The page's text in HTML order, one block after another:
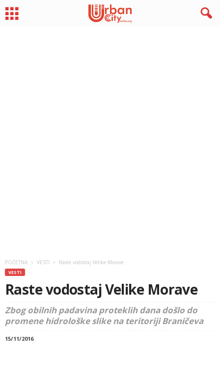
POČETNA VESTI Raste vodostaj Velike Morave
VESTI
Raste vodostaj Velike Morave
Zbog obilnih padavina proteklih dana došlo do
promene hidrološke slike na teritoriji Braničeva
15/11/2016